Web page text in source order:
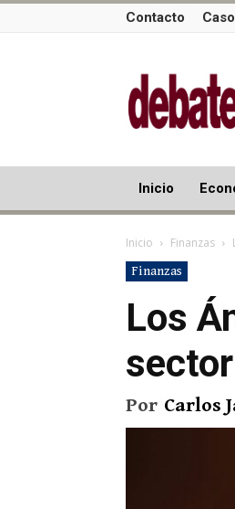
Contacto
Inicio
Inicio Finanzas
Finanzas
Los
Por Carlos